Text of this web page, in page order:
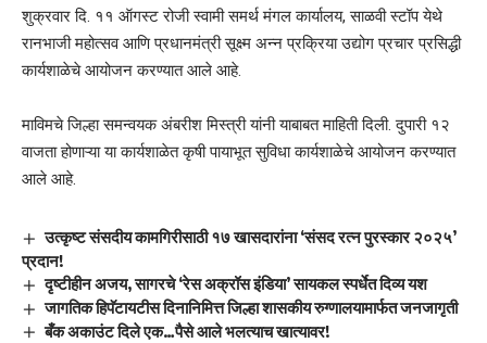
शुक्रवार दि. ११ ऑगस्ट रोजी स्वामी समर्थ मंगल कार्यालय, साळवी स्टॉप येथे
रानभाजी महोत्सव आणि प्रधानमंत्री सूक्ष्म अन्न प्रक्रिया उद्योग प्रचार प्रसिद्धी
कार्यशाळेचे आयोजन करण्यात आले आहे.
माविमचे जिल्हा समन्वयक अंबरीश मिस्त्री यांनी याबाबत माहिती दिली. दुपारी १२
वाजता होणाऱ्या या कार्यशाळेत कृषी पायाभूत सुविधा कार्यशाळेचे आयोजन करण्यात
आले आहे.
उत्कृष्ट संसदीय कामगिरीसाठी १७ खासदारांना ‘संसद रत्न पुरस्कार २०२५’
प्रदान!
दृष्टीहीन अजय, सागरचे ‘रेस अक्रॉस इंडिया’ सायकल स्पर्धेत दिव्य यश
जागतिक हिपॅटायटीस दिनानिमित्त जिल्हा शासकीय रुग्णालयामार्फत जनजागृती
बँक अकाउंट दिले एक…पैसे आले भलत्याच खात्यावर!